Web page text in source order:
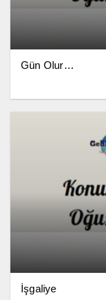
Gün Olur…
İşgaliye